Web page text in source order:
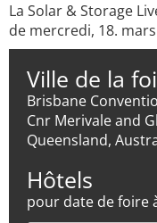
La Solar & Storage
de mercredi, 18.
Ville de la
Brisbane
Cnr Merivale and
Queensland,
Hôtels
pour date de foire